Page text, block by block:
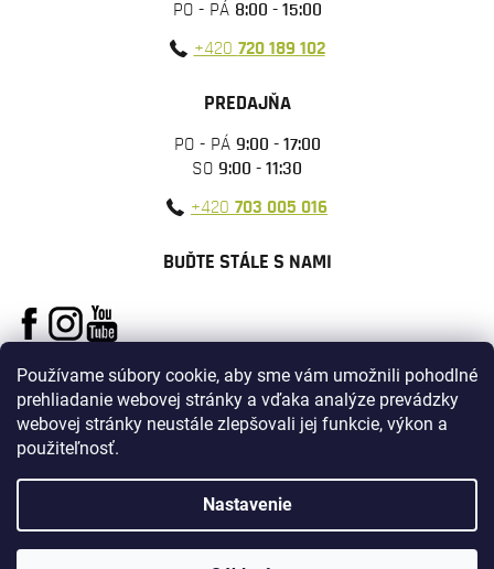
Používame súbory cookie, aby sme vám umožnili pohodlné
prehliadanie webovej stránky a vďaka analýze prevádzky
webovej stránky neustále zlepšovali jej funkcie, výkon a
použiteľnosť.
Nastavenie
PO - PÁ 8:00 - 15:00
+420 720 189 102
PREDAJŇA
PO - PÁ 9:00 - 17:00
SO 9:00 - 11:30
+420 703 005 016
BUĎTE STÁLE S NAMI
Vytvoril Shoptet